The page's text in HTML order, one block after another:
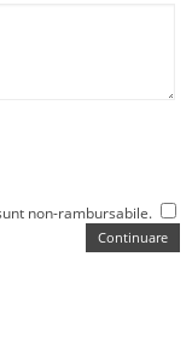
non-rambursabile.